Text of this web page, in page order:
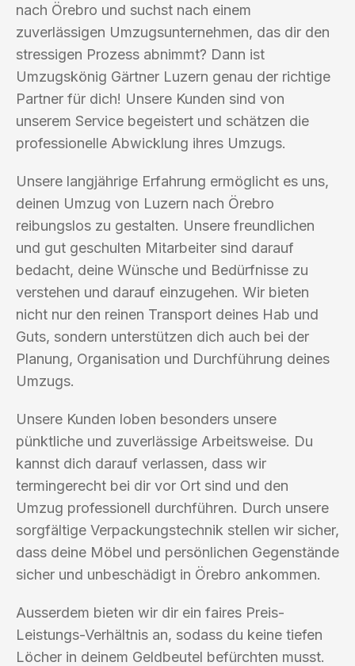
nach Örebro und suchst nach einem
zuverlässigen Umzugsunternehmen, das dir den
stressigen Prozess abnimmt? Dann ist
Umzugskönig Gärtner Luzern genau der richtige
Partner für dich! Unsere Kunden sind von
unserem Service begeistert und schätzen die
professionelle Abwicklung ihres Umzugs.
Unsere langjährige Erfahrung ermöglicht es uns,
deinen Umzug von Luzern nach Örebro
reibungslos zu gestalten. Unsere freundlichen
und gut geschulten Mitarbeiter sind darauf
bedacht, deine Wünsche und Bedürfnisse zu
verstehen und darauf einzugehen. Wir bieten
nicht nur den reinen Transport deines Hab und
Guts, sondern unterstützen dich auch bei der
Planung, Organisation und Durchführung deines
Umzugs.
Unsere Kunden loben besonders unsere
pünktliche und zuverlässige Arbeitsweise. Du
kannst dich darauf verlassen, dass wir
termingerecht bei dir vor Ort sind und den
Umzug professionell durchführen. Durch unsere
sorgfältige Verpackungstechnik stellen wir sicher,
dass deine Möbel und persönlichen Gegenstände
sicher und unbeschädigt in Örebro ankommen.
Ausserdem bieten wir dir ein faires Preis-
Leistungs-Verhältnis an, sodass du keine tiefen
Löcher in deinem Geldbeutel befürchten musst.